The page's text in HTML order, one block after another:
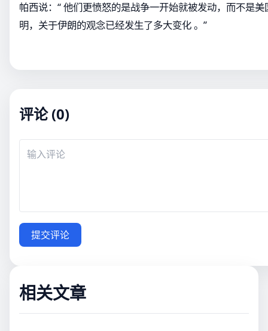
帕西说：“ 他们更愤怒的是战争一开始就被发动，而不是
明，关于伊朗的观念已经发生了多大变化 。”
评论 (0)
提交评论
相关文章